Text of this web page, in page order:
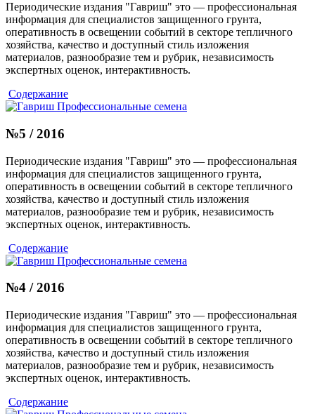
Периодические издания "Гавриш" это — профессиональная
информация для специалистов защищенного грунта,
оперативность в освещении событий в секторе тепличного
хозяйства, качество и доступный стиль изложения
материалов, разнообразие тем и рубрик, независимость
экспертных оценок, интерактивность.
Содержание
№5 / 2016
Периодические издания "Гавриш" это — профессиональная
информация для специалистов защищенного грунта,
оперативность в освещении событий в секторе тепличного
хозяйства, качество и доступный стиль изложения
материалов, разнообразие тем и рубрик, независимость
экспертных оценок, интерактивность.
Содержание
№4 / 2016
Периодические издания "Гавриш" это — профессиональная
информация для специалистов защищенного грунта,
оперативность в освещении событий в секторе тепличного
хозяйства, качество и доступный стиль изложения
материалов, разнообразие тем и рубрик, независимость
экспертных оценок, интерактивность.
Содержание